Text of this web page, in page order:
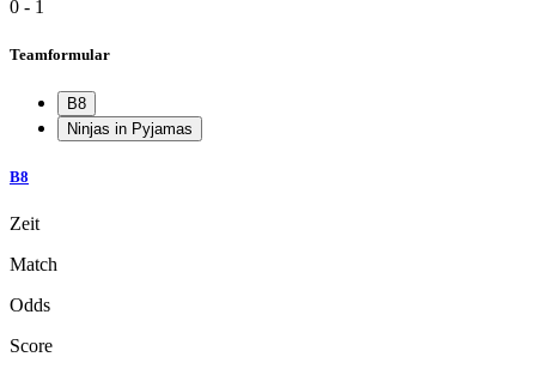
0 - 1
Teamformular
B8
Ninjas in Pyjamas
B8
Zeit
Match
Odds
Score